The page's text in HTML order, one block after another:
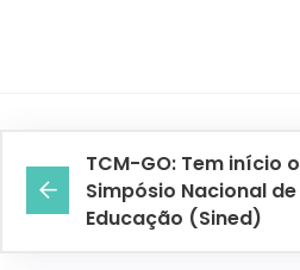
TCM-GO: Tem início o
Simpósio Nacional de
Educação (Sined)